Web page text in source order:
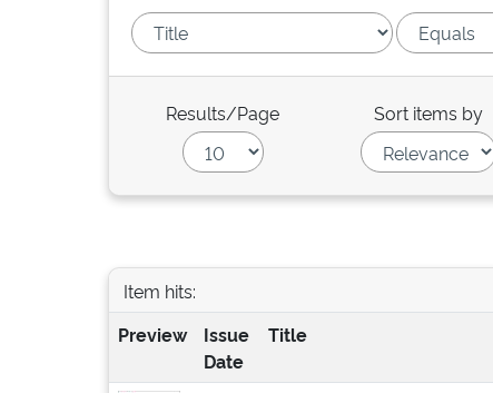
Results/Page Sort items by
Item hits:
Preview
Issue
Date
Title